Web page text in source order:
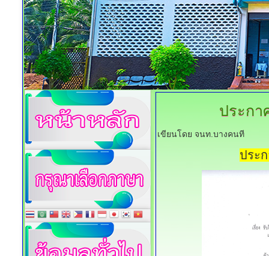
ประกา
เขียนโดย จนท.บางคนที
ประ